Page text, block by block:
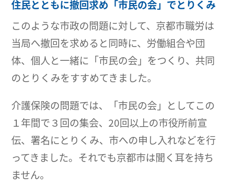
住民とともに撤回求め「市民の会」でとりくみ
このような市政の問題に対して、京都市職労は
当局へ撤回を求めると同時に、労働組合や団
体、個人と一緒に「市民の会」をつくり、共同
のとりくみをすすめてきました。
介護保険の問題では、「市民の会」としてこの
１年間で３回の集会、20回以上の市役所前宣
伝、署名にとりくみ、市への申し入れなどを行
ってきました。それでも京都市は聞く耳を持ち
ません。